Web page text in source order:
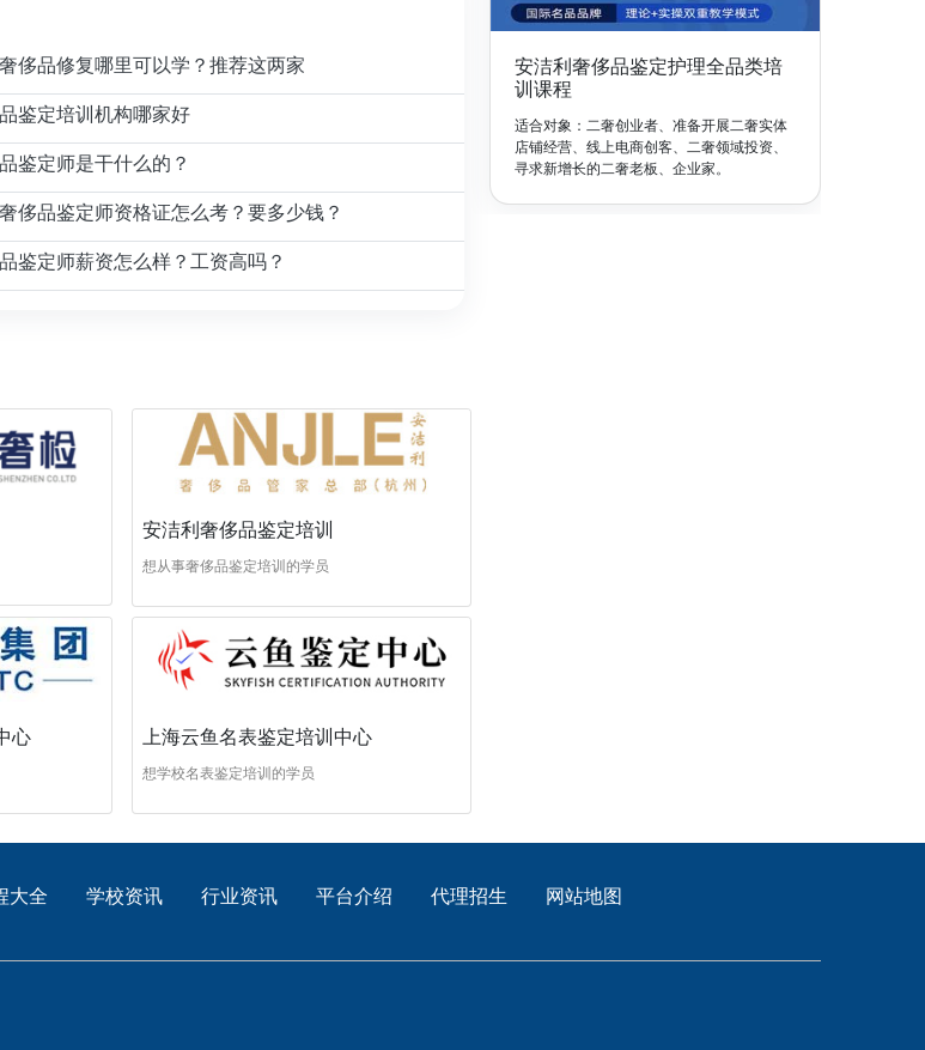
侈品修复哪里可以学？推荐这两家
鉴定培训机构哪家好
鉴定师是干什么的？
侈品鉴定师资格证怎么考？要多少钱？
鉴定师薪资怎么样？工资高吗？
安洁利奢侈品鉴定培训
想从事奢侈品鉴定培训的学员
心 上海云鱼名表鉴定培训中心
想学校名表鉴定培训的学员
安洁利奢侈品鉴定护理全品类培
训课程
适合对象：二奢创业者、准备开展二奢实体
店铺经营、线上电商创客、二奢领域投资、
寻求新增长的二奢老板、企业家。
大全 学校资讯 行业资讯 平台介绍 代理招生 网站地图